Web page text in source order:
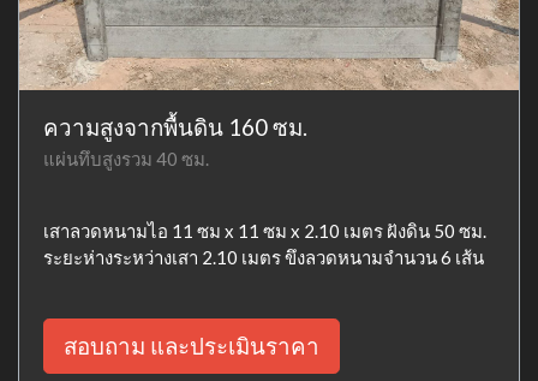
ความสูงจากพื้นดิน 160 ซม.
แผ่นทึบสูงรวม 40 ซม.
เสาลวดหนามไอ 11 ซม x 11 ซม x 2.10 เมตร ฝังดิน 50 ซม.
ระยะห่างระหว่างเสา 2.10 เมตร ขึงลวดหนามจำนวน 6 เส้น
สอบถาม และประเมินราคา